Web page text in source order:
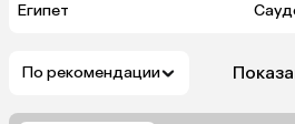
Египет
По рекомендации